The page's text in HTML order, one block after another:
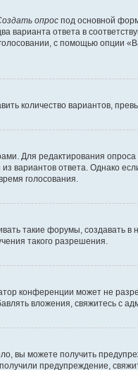
опрос под основной
ответа в
с помощью опции
количество вариантов,
Для редактирования
вариантов ответа. Однако
голосования.
такие форумы, создавать
такого разрешения.
конференции может не
вложения, свяжитесь с
вы можете получить
предупреждение,